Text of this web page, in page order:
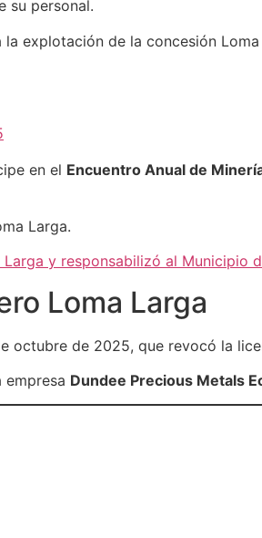
su personal.
explotación de la concesión
en el Encuentro Anual de
Larga.
y responsabilizó al Municipio
Loma Larga
octubre de 2025, que revocó la
Dundee Precious Metals